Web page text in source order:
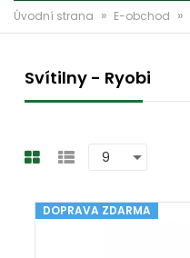
Úvodní strana » E-obchod »
Svítilny - Ryobi
DOPRAVA ZDARMA